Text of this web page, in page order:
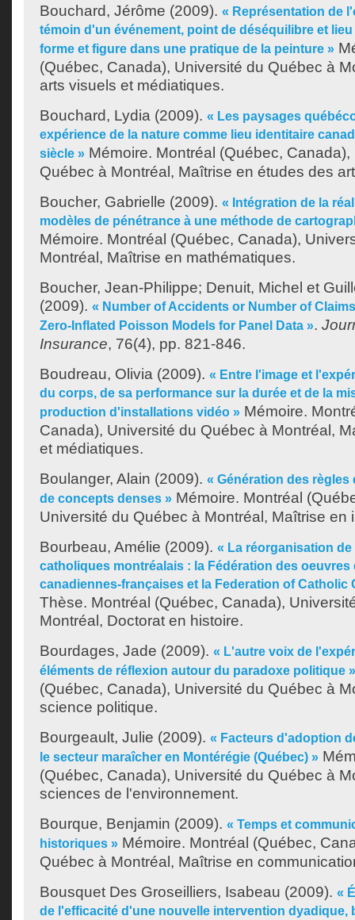
Bouchard, Jérôme (2009). « Représentation de
témoin d'un événement, point de déséquilibre et
forme et figure dans une pratique de la peinture »
(Québec, Canada), Université du Québec à
arts visuels et médiatiques.
Bouchard, Lydia (2009). « Les paysages
expérience de la nature comme lieu identitaire
siècle » Mémoire. Montréal (Québec,
Québec à Montréal, Maîtrise en études des
Boucher, Gabrielle (2009). « Intégration de la
modèles de pénétrance à une méthode de
Mémoire. Montréal (Québec, Canada),
Montréal, Maîtrise en mathématiques.
Boucher, Jean-Philippe; Denuit, Michel et
(2009). « Number of Accidents or Number of
Zero-Inflated Poisson Models for Panel Data ».
Insurance, 76(4), pp. 821-846.
Boudreau, Olivia (2009). « Entre l'image et
du corps, de sa performance sur la durée et de la
production d'installations vidéo » Mémoire.
Canada), Université du Québec à Montréal,
et médiatiques.
Boulanger, Alain (2009). « Génération des
de concepts denses » Mémoire. Montréal
Université du Québec à Montréal, Maîtrise en
Bourbeau, Amélie (2009). « La réorganisation
catholiques montréalais : la Fédération des oeuvres
canadiennes-françaises et la Federation of Catholic
Thèse. Montréal (Québec, Canada),
Montréal, Doctorat en histoire.
Bourdages, Jade (2009). « L'autre voix de
éléments de réflexion autour du paradoxe politique »
(Québec, Canada), Université du Québec à
science politique.
Bourgeault, Julie (2009). « Facteurs d'adoption
le secteur maraîcher en Montérégie (Québec) »
(Québec, Canada), Université du Québec à
sciences de l'environnement.
Bourque, Benjamin (2009). « Temps et
historiques » Mémoire. Montréal (Québec,
Québec à Montréal, Maîtrise en
Bousquet Des Groseilliers, Isabeau (2009). «
de l'efficacité d'une nouvelle intervention dyadique,